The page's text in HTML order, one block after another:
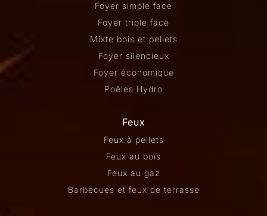
Foyer simple face
Foyer triple face
Mixte bois et pellets
Foyer silencieux
Foyer économique
Poêles Hydro
Feux
Feux à pellets
Feux au bois
Feux au gaz
Barbecues et feux de terrasse